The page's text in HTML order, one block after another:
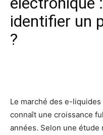
identifier un
?
Le marché des e-
connaît une croissance
années. Selon une